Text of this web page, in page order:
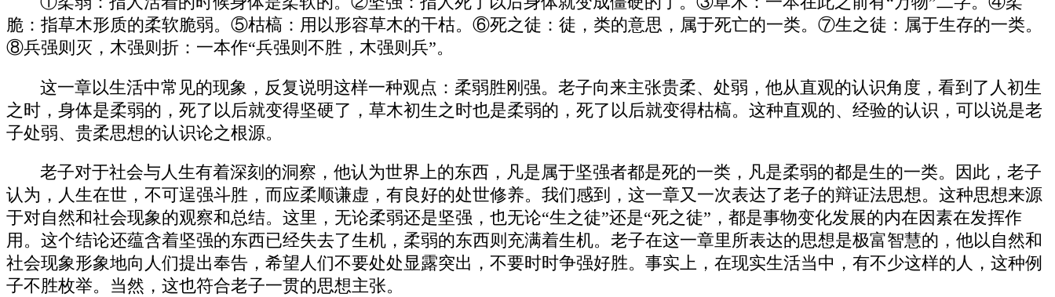
脆：指草木形质的柔软脆弱。⑤枯槁：用以形容草木的干枯。⑥死之徒：徒，类的意思，属于死亡的一类。⑦生之徒：属于生存的一类。
⑧兵强则灭，木强则折：一本作“兵强则不胜，木强则兵”。
这一章以生活中常见的现象，反复说明这样一种观点：柔弱胜刚强。老子向来主张贵柔、处弱，他从直观的认识角度，看到了人初生
之时，身体是柔弱的，死了以后就变得坚硬了，草木初生之时也是柔弱的，死了以后就变得枯槁。这种直观的、经验的认识，可以说是老
子处弱、贵柔思想的认识论之根源。
老子对于社会与人生有着深刻的洞察，他认为世界上的东西，凡是属于坚强者都是死的一类，凡是柔弱的都是生的一类。因此，老子
认为，人生在世，不可逞强斗胜，而应柔顺谦虚，有良好的处世修养。我们感到，这一章又一次表达了老子的辩证法思想。这种思想来源
于对自然和社会现象的观察和总结。这里，无论柔弱还是坚强，也无论“生之徒”还是“死之徒”，都是事物变化发展的内在因素在发挥作
用。这个结论还蕴含着坚强的东西已经失去了生机，柔弱的东西则充满着生机。老子在这一章里所表达的思想是极富智慧的，他以自然和
社会现象形象地向人们提出奉告，希望人们不要处处显露突出，不要时时争强好胜。事实上，在现实生活当中，有不少这样的人，这种例
子不胜枚举。当然，这也符合老子一贯的思想主张。